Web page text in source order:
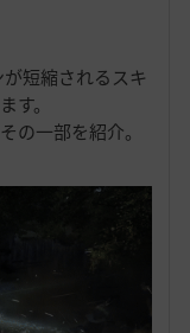
短縮されるスキ
す。
の一部を紹介。